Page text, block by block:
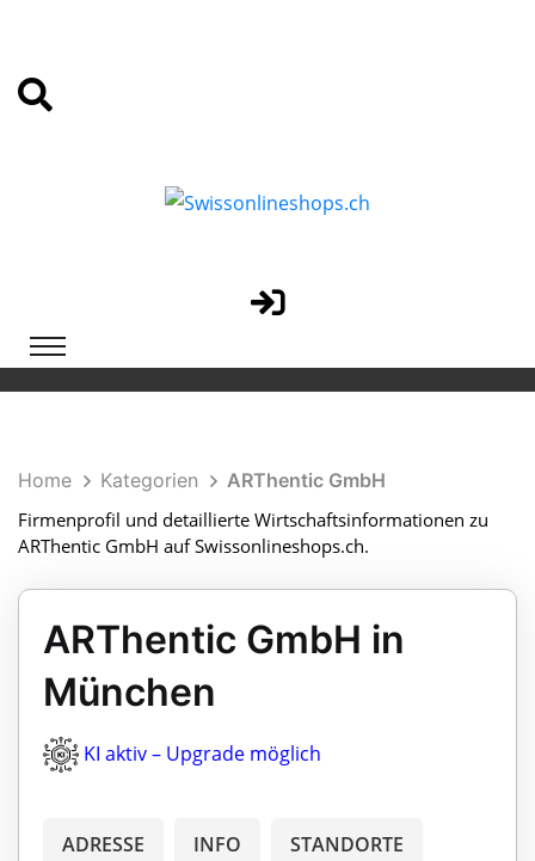
Home Kategorien
ARThentic GmbH
Firmenprofil und detaillierte Wirtschaftsinformationen zu
ARThentic GmbH auf Swissonlineshops.ch.
ARThentic GmbH in
München
KI aktiv – Upgrade möglich
ADRESSE INFO STANDORTE